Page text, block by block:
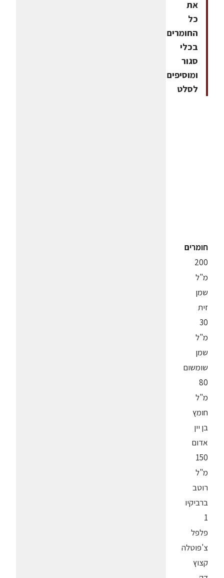
את
כל
החומרים
בכלי
סגור
ומוסיפים
לסלט
חומרים
200
מ"ל
שמן
זית
30
מ"ל
שמן
שומשום
80
מ"ל
חומץ
בן יין
אדום
150
מ"ל
רוטב
ברביקיו
1
פלפל
צ'פוטלה
קצוץ